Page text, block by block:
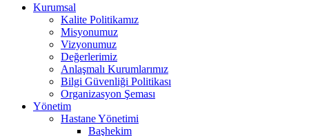
Kurumsal
Kalite Politikamız
Misyonumuz
Vizyonumuz
Değerlerimiz
Anlaşmalı Kurumlarımız
Bilgi Güvenliği Politikası
Organizasyon Şeması
Yönetim
Hastane Yönetimi
Başhekim